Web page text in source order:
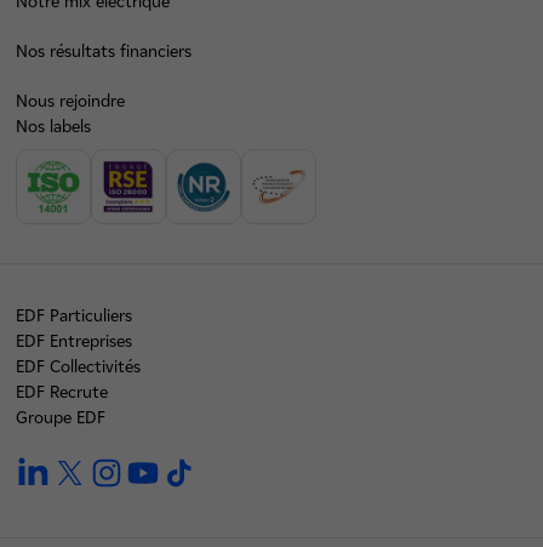
Nos résultats financiers
Nous rejoindre
Nos labels
EDF Particuliers
EDF Entreprises
EDF Collectivités
EDF Recrute
Groupe EDF
linkedintwitterinstagramyoutube